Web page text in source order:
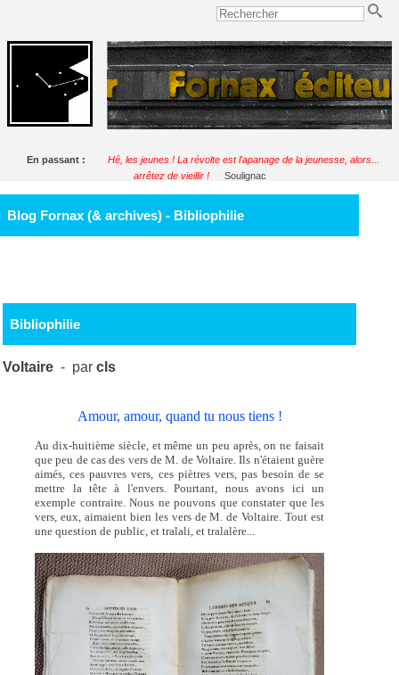
En passant :
Hé, les jeunes ! La révolte est l'apanage de la jeunesse, alors...
arrêtez de vieillir !
Soulignac
Blog Fornax (& archives) - Bibliophilie
Bibliophilie
Voltaire - parcls
Amour, amour, quand tu nous tiens !
Au dix-huitième siècle, et même un peu après, on ne faisait
que peu de cas des vers de M. de Voltaire. Ils n'étaient guère
aimés, ces pauvres vers, ces piètres vers, pas besoin de se
mettre la tête à l'envers. Pourtant, nous avons ici un
exemple contraire. Nous ne pouvons que constater que les
vers, eux, aimaient bien les vers de M. de Voltaire. Tout est
une question de public, et tralali, et tralalère...